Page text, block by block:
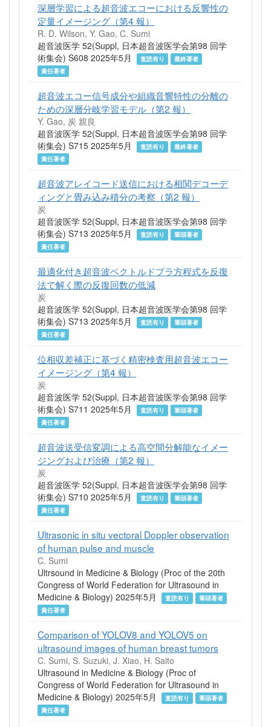
深層学習による超音波エコーにおける反響性の
定量イメージング（第4 報）
R. D. Wilson, Y. Gao, C. Sumi
超音波医学 52(Suppl, 日本超音波医学会第98 回学
術集会) S608 2025年5月
査読有り
最終著者
責任著者
超音波エコー信号成分や組織音響特性の分離の
ための深層分岐学習モデル（第2 報）
Y. Gao, 炭 親良
超音波医学 52(Suppl, 日本超音波医学会第98 回学
術集会) S715 2025年5月
査読有り
最終著者
責任著者
超音波アレイコード送信における相関デコーデ
ィングと畳み込み積分の考察（第2 報）
炭
超音波医学 52(Suppl, 日本超音波医学会第98 回学
術集会) S713 2025年5月
査読有り
筆頭著者
責任著者
最適化付き超音波ベクトルドプラ方程式を反復
法で解く際の反復回数の低減
炭
超音波医学 52(Suppl, 日本超音波医学会第98 回学
術集会) S713 2025年5月
査読有り
筆頭著者
責任著者
位相収差補正に基づく精密検査用超音波エコー
イメージング（第4 報）
炭
超音波医学 52(Suppl, 日本超音波医学会第98 回学
術集会) S711 2025年5月
査読有り
筆頭著者
責任著者
超音波送受信変調による高空間分解能なイメー
ジングおよび治療（第2 報）
炭
超音波医学 52(Suppl, 日本超音波医学会第98 回学
術集会) S710 2025年5月
査読有り
筆頭著者
責任著者
Ultrasonic in situ vectoral Doppler observation
of human pulse and muscle
C. Sumi
Ultrsound in Medicine & Biology (Proc of the 20th
Congress of World Federation for Ultrasound in
Medicine & Biology) 2025年5月
査読有り
筆頭著者
責任著者
Comparison of YOLOV8 and YOLOV5 on
ultrasound images of human breast tumors
C. Sumi, S. Suzuki, J. Xiao, H. Saito
Ultrasound in Medicine & Biology (Proc of
Congress of World Federation for Ultrasound in
Medicine & Biology) 2025年5月
査読有り
筆頭著者
責任著者